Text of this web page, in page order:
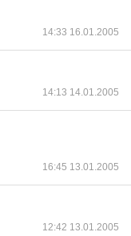
14:33 16.01.2005
14:13 14.01.2005
16:45 13.01.2005
12:42 13.01.2005